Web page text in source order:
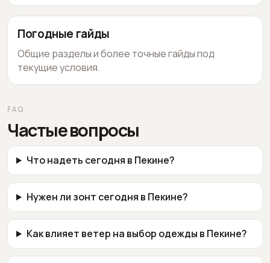
Погодные гайды
Общие разделы и более точные гайды под
текущие условия.
FAQ
Частые вопросы
Что надеть сегодня в Пекине?
Нужен ли зонт сегодня в Пекине?
Как влияет ветер на выбор одежды в Пекине?